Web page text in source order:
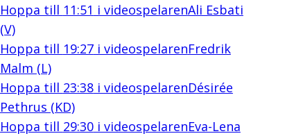
Hoppa till 11:51 i videospelarenAli Esbati
(V)
Hoppa till 19:27i videospelarenFredrik
Malm (L)
Hoppa till 23:38i videospelarenDésirée
Pethrus (KD)
Hoppa till 29:30i videospelarenEva-Lena